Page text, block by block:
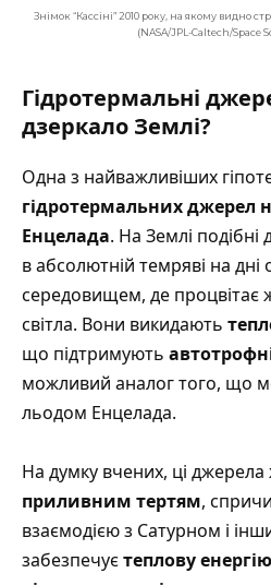
Знімок “Кассіні” 2010 року, на якому видно
(NASA/JPL-Caltech/Space
Гідротермальні
дзеркало Землі?
Одна з найважливіших
гідротермальних джерел
Енцелада. На Землі
в абсолютній темряві на дні
середовищем, де процвітає
світла. Вони викидають
що підтримують
можливий аналог того, що
льодом Енцелада.
На думку вчених, ці
приливним тертям,
взаємодією з Сатурном і
забезпечуєтеплову